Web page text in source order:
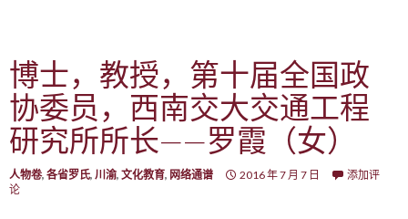
博士，教授，第十届全国政
协委员，西南交大交通工程
研究所所长——罗霞（女）
人物卷, 各省罗氏, 川渝, 文化教育, 网络通谱 2016 年 7 月 7 日
添加评
论